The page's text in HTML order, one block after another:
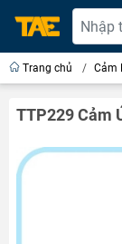
Trang chủ / Cảm
TTP229 Cảm